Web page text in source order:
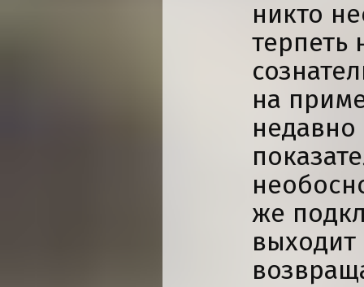
никто
терпеть
на
же
выходит